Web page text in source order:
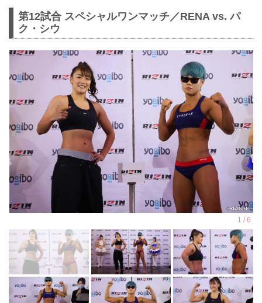
第12試合 スペシャルワンマッチ／RENA vs. パ
ク・シウ